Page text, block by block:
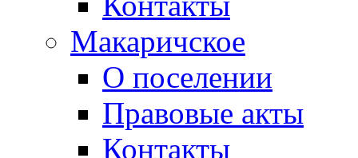
Макаричское
О поселении
Правовые акты
Контакты